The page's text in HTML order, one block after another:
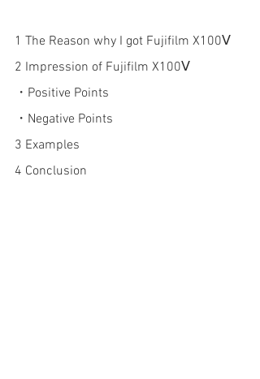
1 The Reason why I got Fujifilm X100Ⅴ
2 Impression of Fujifilm X100Ⅴ
・Positive Points
・Negative Points
3 Examples
4 Conclusion